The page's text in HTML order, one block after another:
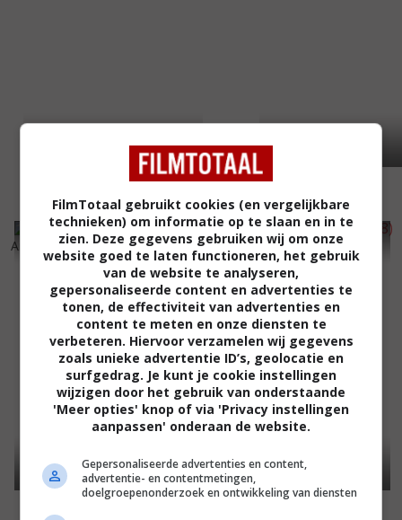
3
Anthony Zimmer (2005) 5,1
Sibirskiy tsiryulnik (1998)
FilmTotaal gebruikt cookies (en vergelijkbare
technieken) om informatie op te slaan en in te
zien. Deze gegevens gebruiken wij om onze
website goed te laten functioneren, het gebruik
van de website te analyseren,
gepersonaliseerde content en advertenties te
tonen, de effectiviteit van advertenties en
content te meten en onze diensten te
verbeteren. Hiervoor verzamelen wij gegevens
zoals unieke advertentie ID’s, geolocatie en
surfgedrag. Je kunt je cookie instellingen
wijzigen door het gebruik van onderstaande
'Meer opties' knop of via 'Privacy instellingen
aanpassen' onderaan de website.
Gepersonaliseerde advertenties en content,
advertentie- en contentmetingen,
doelgroepenonderzoek en ontwikkeling van diensten